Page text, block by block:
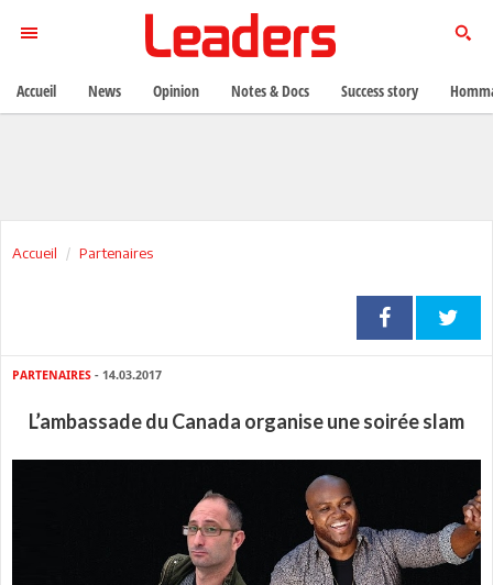
Accueil Partenaires
PARTENAIRES - 14.03.2017
L’ambassade du Canada organise une soirée slam
Accueil News Opinion Notes & Docs Success story